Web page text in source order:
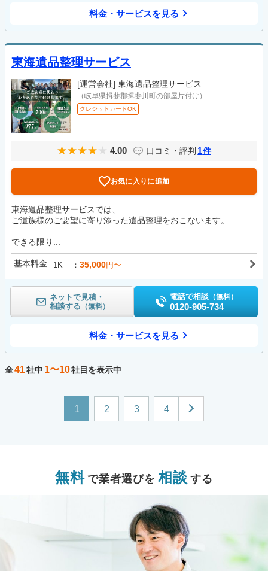
料金・サービスを見る
東海遺品整理サービス
[運営会社] 東海遺品整理サービス
（岐阜県揖斐郡揖斐川町の部屋片付け）
クレジットカードOK
4.00 口コミ・評判 1件
お気に入りに追加
東海遺品整理サービスでは、
ご遺族様のご要望に寄り添った遺品整理をおこないます。
できる限り...
基本料金 1K 35,000円〜
ネットで見積・
相談する （無料）
電話で相談 （無料）
0120-905-734
料金・サービスを見る
全41社中 1〜10社目を表示中
1 2 3 4
無料 で業者選びを 相談 する